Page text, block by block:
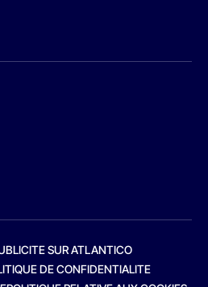
SUR ATLANTICO
DE CONFIDENTIALITE